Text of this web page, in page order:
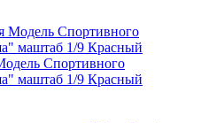
Спортивного
маштаб 1/9 Красный